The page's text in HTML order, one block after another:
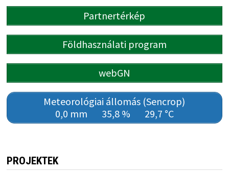
Partnertérkép
Földhasználati program
webGN
Meteorológiai állomás (Sencrop)
0,0 mm
35,8 % 29,7 °C
PROJEKTEK